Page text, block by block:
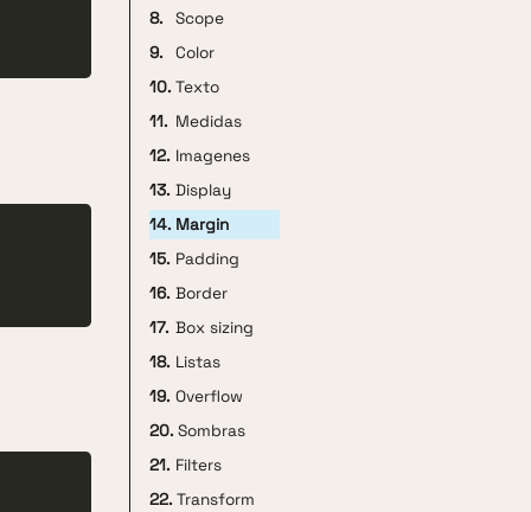
8.
Scope
9.
Color
10. Texto
11. Medidas
12. Imagenes
13. Display
14. Margin
15. Padding
16. Border
17. Box sizing
18. Listas
19. Overflow
20. Sombras
21. Filters
22. Transform